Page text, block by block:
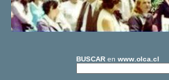
BUSCAR en www.olca.cl